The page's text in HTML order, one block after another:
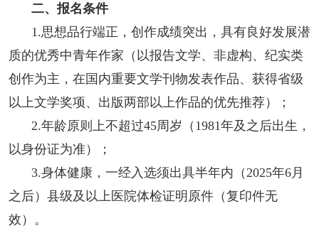
公告公示
公告公示 讣告 征稿启事 新会员发展名单
人事考试
专题专栏
二、报名条件
1.思想品行端正，创作成绩突出，具有良好发展潜
质的优秀中青年作家（以报告文学、非虚构、纪实类
创作为主，在国内重要文学刊物发表作品、获得省级
以上文学奖项、出版两部以上作品的优先推荐）；
2.年龄原则上不超过45周岁（1981年及之后出生，
以身份证为准）；
3.身体健康，一经入选须出具半年内（2025年6月
之后）县级及以上医院体检证明原件（复印件无
效）。